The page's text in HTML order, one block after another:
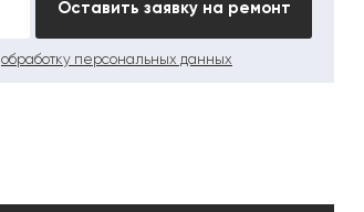
Оставить заявку на ремонт
обработку персональных данных